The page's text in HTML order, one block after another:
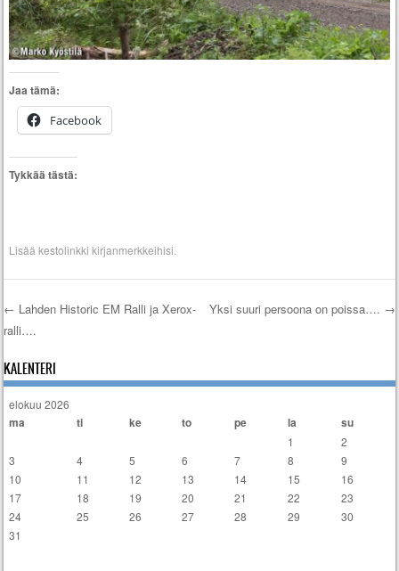
Jaa tämä:
Facebook
Tykkää tästä:
Lisääkestolinkki kirjanmerkkeihisi.
Artikkelien selaus
← Lahden Historic EM Ralli ja Xerox-
ralli….
Yksi suuri persoona on poissa…. →
KALENTERI
elokuu 2026
ma ti ke to pe la su
1
2
3
4 5 6 7 8
9
10
11 12 13 14 15
16
17
18 19 20 21 22
23
24
25 26 27 28 29
30
31